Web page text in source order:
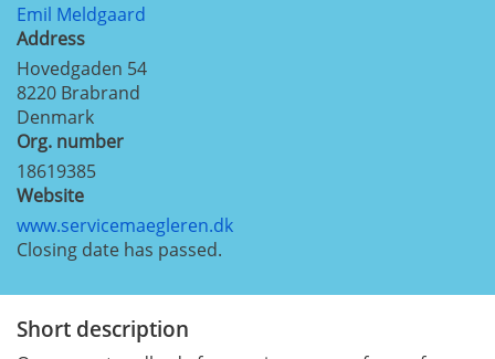
Emil Meldgaard
Address
Hovedgaden 54
8220 Brabrand
Denmark
Org. number
18619385
Website
www.servicemaegleren.dk
Closing date has passed.
Short description